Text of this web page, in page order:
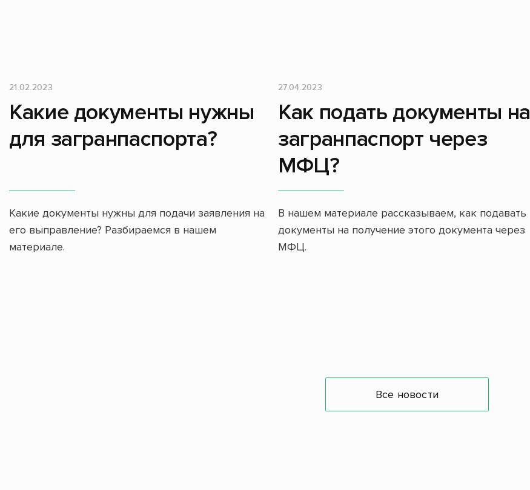
21.02.2023
Какие документы нужны
для загранпаспорта?
Какие документы нужны для подачи заявления на
его выправление? Разбираемся в нашем
материале.
27.04.2023
Как подать документы на
загранпаспорт через
МФЦ?
В нашем материале рассказываем, как подавать
документы на получение этого документа через
МФЦ.
Все новости